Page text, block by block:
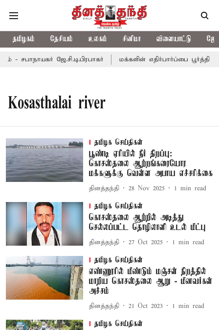
தமிழகம் தேசியம் உலகம் சினிமா விளையாட்டு
ஜே.சி.டி.பிரபாகர் மக்களின் எதிர்பார்ப்பை பூர்த்தி
Kosasthalai river
தமிழக செய்திகள்
பூண்டி ஏரியில் நீர் திறப்பு:
கொசஸ்தலை ஆற்றங்கரையோர
மக்களுக்கு வெள்ள அபாய எச்சரிக்கை
தினத்தந்தி 28 Nov 2025 1 min read
தமிழக செய்திகள்
கொசஸ்தலை ஆற்றில் அடித்து
செல்லப்பட்ட தொழிலாளி உடல் மீட்பு
தினத்தந்தி 27 Oct 2025 1 min read
தமிழக செய்திகள்
எண்ணூரில் மீண்டும் மஞ்சள் நிறத்தில்
மாறிய கொசஸ்தலை ஆறு - மீனவர்கள்
அச்சம்
தினத்தந்தி 21 Oct 2023 1 min read
தமிழக செய்திகள்